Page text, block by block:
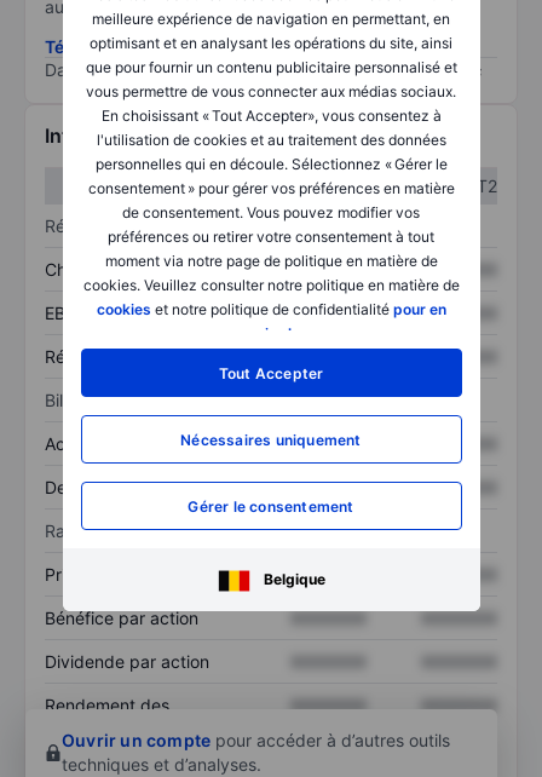
meilleure expérience de navigation en permettant, en
optimisant et en analysant les opérations du site, ainsi
que pour fournir un contenu publicitaire personnalisé et
vous permettre de vous connecter aux médias sociaux.
En choisissant « Tout Accepter», vous consentez à
l'utilisation de cookies et au traitement des données
personnelles qui en découle. Sélectionnez « Gérer le
consentement » pour gérer vos préférences en matière
de consentement. Vous pouvez modifier vos
préférences ou retirer votre consentement à tout
moment via notre page de politique en matière de
cookies. Veuillez consulter notre politique en matière de
cookies et notre politique de confidentialité pour en
savoir plus
Tout Accepter
Nécessaires uniquement
Gérer le consentement
Belgique
au risque le plus élevé).
Télécharger la méthodologie ESG (en anglais)
Data provided by
/
Informations financières
T1
T2
Résultats
Chiffre d’affaires XXXXXXX XXXXXXX
EBITDA XXXXXXX XXXXXXX
Résultat net XXXXXXX
Bilan
Actif total XXXXXXX
Dette totale XXXXXXX XXXXXXX
Ratios
Prix / ventes XXXXXXX
Bénéfice par action XXXXXXX XXXXXXX
Dividende par action
Rendement des
XXXXXXX
XXXXXXX
Ouvrir un compte pour accéder à d’autres outils
techniques et d’analyses.